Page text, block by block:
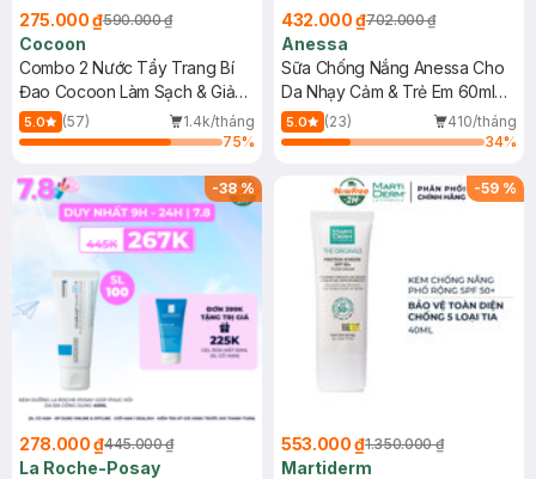
275.000 ₫590.000 ₫
Cocoon
Combo 2 Nước Tẩy Trang Bí
Đao Cocoon Làm Sạch & Giảm
Dầu 500ml
5.0 (57)
1.4k/tháng
75%
432.000 ₫702.000 ₫
Anessa
Sữa Chống Nắng Anessa Cho
Da Nhạy Cảm & Trẻ Em 60ml
(Mới)
5.0 (23)
410/tháng
34%
-38%
278.000 ₫445.000 ₫
La Roche-Posay
-59 %
553.000 ₫1.350.000 ₫
Martiderm